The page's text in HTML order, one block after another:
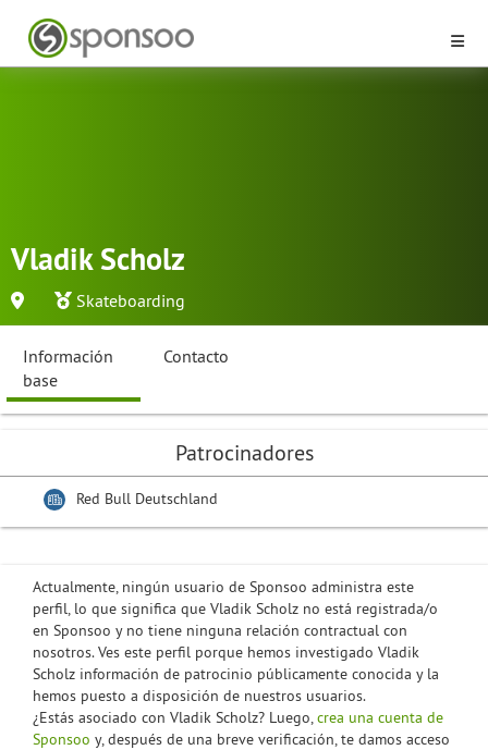
Vladik Scholz
Skateboarding
Información
base
Contacto
Actualmente, ningún usuario de Sponsoo administra este
perfil, lo que significa que Vladik Scholz no está registrada/o
en Sponsoo y no tiene ninguna relación contractual con
nosotros. Ves este perfil porque hemos investigado Vladik
Scholz información de patrocinio públicamente conocida y la
hemos puesto a disposición de nuestros usuarios.
¿Estás asociado con Vladik Scholz? Luego,crea una cuenta de
Sponsoo y, después de una breve verificación, te damos acceso
Patrocinadores
Red Bull Deutschland